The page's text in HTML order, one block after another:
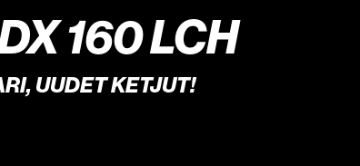
160 LCH
UUDET KETJUT!